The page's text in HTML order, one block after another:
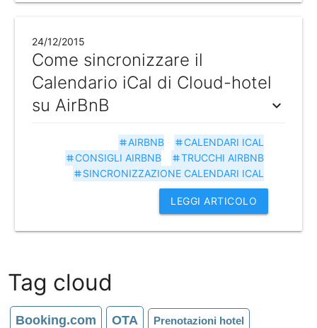
24/12/2015
Come sincronizzare il
Calendario iCal di Cloud-hotel
su AirBnB
expand_more
tag CALENDARI ICAL
tag AIRBNB
tagTRUCCHI AIRBNB
tag CONSIGLI AIRBNB
tag SINCRONIZZAZIONE CALENDARI ICAL
LEGGI ARTICOLO
Tag cloud
Booking.com OTA Prenotazioni hotel